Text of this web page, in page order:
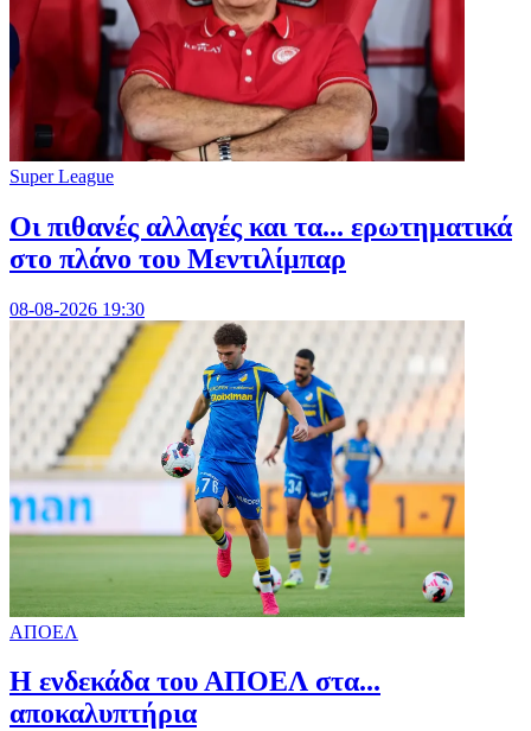
Super League
Οι πιθανές αλλαγές και τα... ερωτηματικά
στο πλάνο του Μεντιλίμπαρ
08-08-2026 19:30
ΑΠΟΕΛ
Η ενδεκάδα του ΑΠΟΕΛ στα...
αποκαλυπτήρια